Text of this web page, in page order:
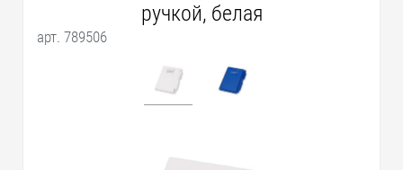
ручкой, белая
арт. 789506